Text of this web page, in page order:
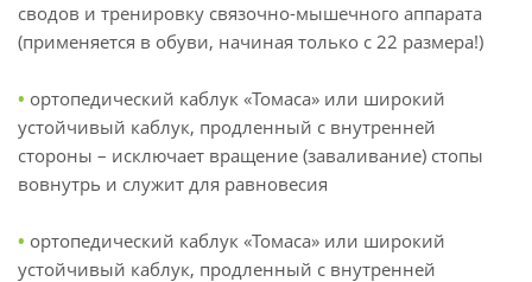
сводов и тренировку связочно-мышечного аппарата
(применяется в обуви, начиная только с 22 размера!)
• ортопедический каблук «Томаса» или широкий
устойчивый каблук, продленный с внутренней
стороны – исключает вращение (заваливание) стопы
вовнутрь и служит для равновесия
• ортопедический каблук «Томаса» или широкий
устойчивый каблук, продленный с внутренней